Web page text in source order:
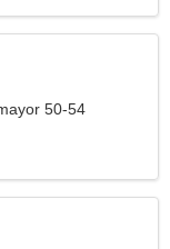
50-54